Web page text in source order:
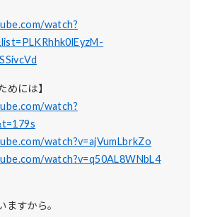
watch?
めには】
watch?
watch?v=ajVumLbrkZo
watch?v=q50AL8WNbL4
ますから。